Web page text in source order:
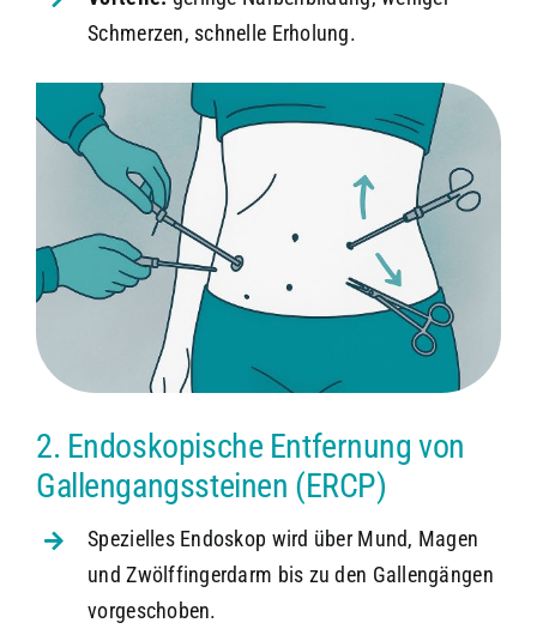
Schmerzen, schnelle Erholung.
2. Endoskopische Entfernung von
Gallengangssteinen (ERCP)
Spezielles Endoskop wird über Mund, Magen
und Zwölffingerdarm bis zu den Gallengängen
vorgeschoben.